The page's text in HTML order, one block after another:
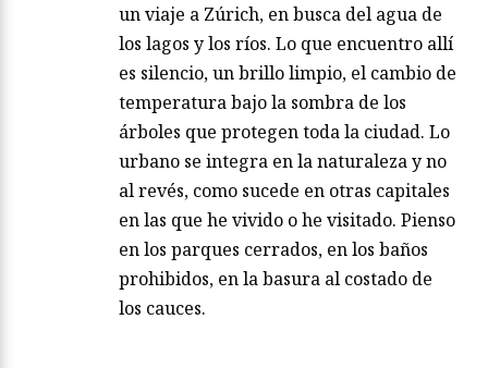
un viaje a Zúrich, en busca del agua de
los lagos y los ríos. Lo que encuentro allí
es silencio, un brillo limpio, el cambio de
temperatura bajo la sombra de los
árboles que protegen toda la ciudad. Lo
urbano se integra en la naturaleza y no
al revés, como sucede en otras capitales
en las que he vivido o he visitado. Pienso
en los parques cerrados, en los baños
prohibidos, en la basura al costado de
los cauces.